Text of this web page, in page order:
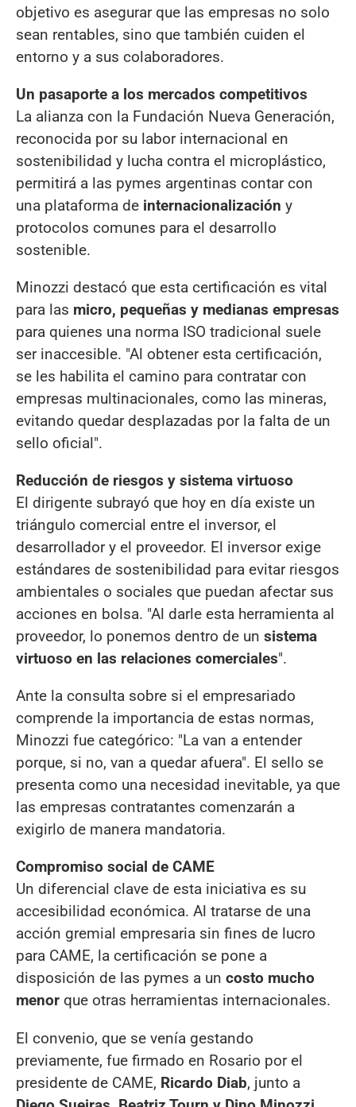
objetivo es asegurar que las empresas no solo
sean rentables, sino que también cuiden el
entorno y a sus colaboradores.
Un pasaporte a los mercados competitivos
La alianza con la Fundación Nueva Generación,
reconocida por su labor internacional en
sostenibilidad y lucha contra el microplástico,
permitirá a las pymes argentinas contar con
una plataforma de internacionalización y
protocolos comunes para el desarrollo
sostenible.
Minozzi destacó que esta certificación es vital
para las micro, pequeñas y medianas empresas
para quienes una norma ISO tradicional suele
ser inaccesible. "Al obtener esta certificación,
se les habilita el camino para contratar con
empresas multinacionales, como las mineras,
evitando quedar desplazadas por la falta de un
sello oficial".
Reducción de riesgos y sistema virtuoso
El dirigente subrayó que hoy en día existe un
triángulo comercial entre el inversor, el
desarrollador y el proveedor. El inversor exige
estándares de sostenibilidad para evitar riesgos
ambientales o sociales que puedan afectar sus
acciones en bolsa. "Al darle esta herramienta al
proveedor, lo ponemos dentro de un sistema
virtuoso en las relaciones comerciales".
Ante la consulta sobre si el empresariado
comprende la importancia de estas normas,
Minozzi fue categórico: "La van a entender
porque, si no, van a quedar afuera". El sello se
presenta como una necesidad inevitable, ya que
las empresas contratantes comenzarán a
exigirlo de manera mandatoria.
Compromiso social de CAME
Un diferencial clave de esta iniciativa es su
accesibilidad económica. Al tratarse de una
acción gremial empresaria sin fines de lucro
para CAME, la certificación se pone a
disposición de las pymes a un costo mucho
menor que otras herramientas internacionales.
El convenio, que se venía gestando
previamente, fue firmado en Rosario por el
presidente de CAME, Ricardo Diab, junto a